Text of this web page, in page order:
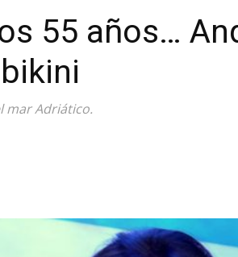
55 años…
mar Adriático.